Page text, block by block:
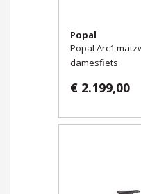
Popal
Popal Arc1
damesfiets
€ 2.199,00